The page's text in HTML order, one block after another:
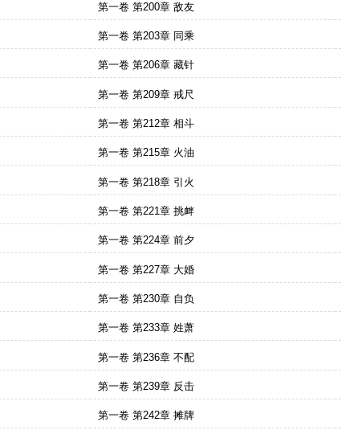
第一卷 第200章 敌友
第一卷 第203章 同乘
第一卷 第206章 藏针
第一卷 第209章 戒尺
第一卷 第212章 相斗
第一卷 第215章 火油
第一卷 第218章 引火
第一卷 第221章 挑衅
第一卷 第224章 前夕
第一卷 第227章 大婚
第一卷 第230章 自负
第一卷 第233章 姓萧
第一卷 第236章 不配
第一卷 第239章 反击
第一卷 第242章 摊牌